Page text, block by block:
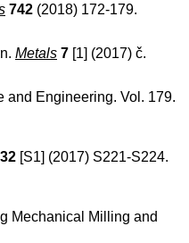
742 (2018) 172-179.
Metals 7 [1] (2017) č.
and Engineering. Vol. 179.
32 [S1] (2017) S221-S224.
Mechanical Milling and